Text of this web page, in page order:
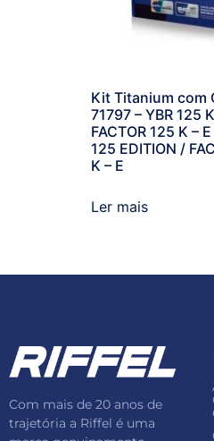
Kit Titanium com
71797 – YBR 125
FACTOR 125 K –
125 EDITION /
K – E
Ler mais
Com mais de 20 anos de
trajetória a Riffel é uma